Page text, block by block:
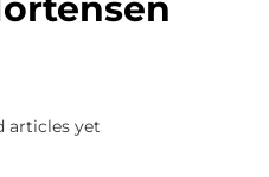
articles yet